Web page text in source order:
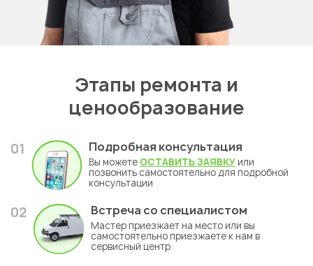
Этапы ремонта и
ценообразование
01 Подробная консультация
Вы можете ОСТАВИТЬ ЗАЯВКУ или
позвонить самостоятельно для подробной
консультации
02 Встреча со специалистом
Мастер приезжает на место или вы
самостоятельно приезжаете к нам в
сервисный центр